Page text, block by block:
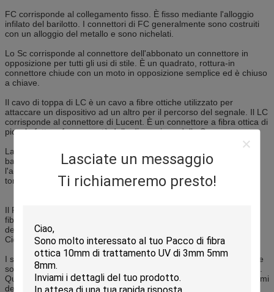
Lasciate un messaggio
Ti richiameremo presto!
FC corrisponde al collegamento fisso. È fisso mediante l'alloggio
infilato del barilotto. I connettori di FC generalmente sono costruiti
con un alloggio del metallo e sono nichelati.
Lo Sc corrisponde al connettore dell'abbonato un connettore in
opposizione per tutti gli usi di stile. È un quadrato, rottura-in
connettore chiude con un moto in opposizione semplice ed è chiuso
a chiave.
Il cavo di toppa di LC è un cavo a fibre ottiche utilizzato per
attaccare un dispositivo ad un altro per il percorso del segnale. Il LC
corrisponde al connettore di Lucent. È un connettore a fibra ottica di
piccolo fattore forma, metà della dimensione dello Sc.
La st corrisponde alla punta diritta un connettore di stile della
baionetta del rilascio rapido. I connettori della st sono cilindrici con
l'accoppiamento della serratura di torsione. Sono violazione e
torcono i tipi
Il PC corrisponde a Contact.With fisico il connettore del PC, le due
fibre si incontrano come fanno con il connettore piano, ma i fronti
dell'estremità sono lucidati per essere leggermente curvi o sferici.
Ciò elimina l'intercapedine, e forza le fibre nel contatto
I supporti di UPC per i fronti ultra fisici dell'estremità di Contact.The
sono dati una lucidatura estesa per una migliore finitura superficia.
Questi connettori sono usati spesso in digitale, in CATV e nei sistemi
della telefonia.